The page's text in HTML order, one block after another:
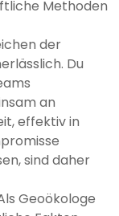
Methoden
der
Du
an
effektiv in
sind daher
Geoökologe